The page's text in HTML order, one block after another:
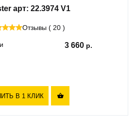
арт: 22.3974 V1
Отзывы ( 20 )
3 660
В 1 КЛИК 